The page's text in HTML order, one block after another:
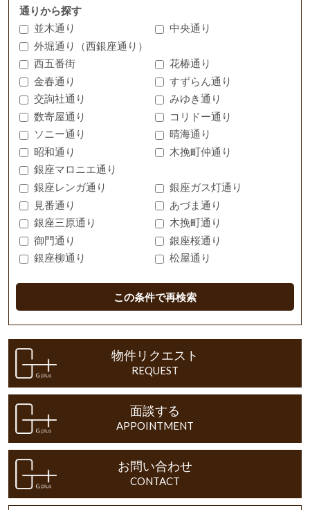
通りから探す
並木通り
中央通り
外堀通り（西銀座通り）
西五番街
花椿通り
金春通り
すずらん通り
交詢社通り
みゆき通り
数寄屋通り
コリドー通り
ソニー通り
晴海通り
昭和通り
木挽町仲通り
銀座マロニエ通り
銀座レンガ通り
銀座ガス灯通り
見番通り
あづま通り
銀座三原通り
木挽町通り
御門通り
銀座桜通り
銀座柳通り
松屋通り
この条件で再検索
物件リクエスト
REQUEST
面談する
APPOINTMENT
お問い合わせ
CONTACT